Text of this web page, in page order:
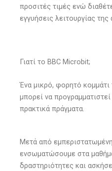
προσιτές τιμές ενώ
εγγυήσεις λειτουργίας της
Γιατί το BBC Microbit;
Ένα μικρό, φορητό κομμάτι
μπορεί να
πρακτικά πράγματα.
Μετά από
ενσωματώσουμε στα
δραστηριότητες και